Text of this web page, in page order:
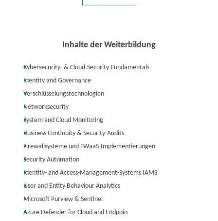
Inhalte der Weiterbildung
Cybersecurity- & Cloud-Security-Fundamentals
Identity and Governance
Verschlüsselungstechnologien
Networksecurity
System and Cloud Monitoring
Business Continuity & Security-Audits
Firewallsysteme und FWaaS-Implementierungen
Security Automation
Identity- and Access-Management-Systems IAMS
User and Entity Behaviour Analytics
Microsoft Purview & Sentinel
Azure Defender for Cloud and Endpoin